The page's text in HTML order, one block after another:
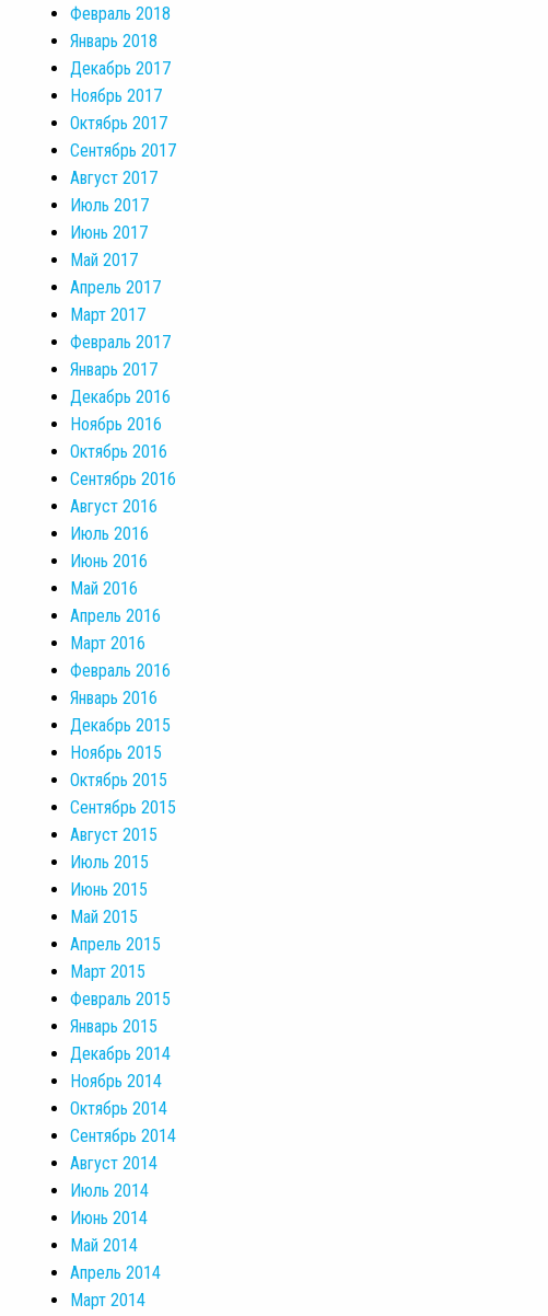
Февраль 2018
Январь 2018
Декабрь 2017
Ноябрь 2017
Октябрь 2017
Сентябрь 2017
Август 2017
Июль 2017
Июнь 2017
Май 2017
Апрель 2017
Март 2017
Февраль 2017
Январь 2017
Декабрь 2016
Ноябрь 2016
Октябрь 2016
Сентябрь 2016
Август 2016
Июль 2016
Июнь 2016
Май 2016
Апрель 2016
Март 2016
Февраль 2016
Январь 2016
Декабрь 2015
Ноябрь 2015
Октябрь 2015
Сентябрь 2015
Август 2015
Июль 2015
Июнь 2015
Май 2015
Апрель 2015
Март 2015
Февраль 2015
Январь 2015
Декабрь 2014
Ноябрь 2014
Октябрь 2014
Сентябрь 2014
Август 2014
Июль 2014
Июнь 2014
Май 2014
Апрель 2014
Март 2014